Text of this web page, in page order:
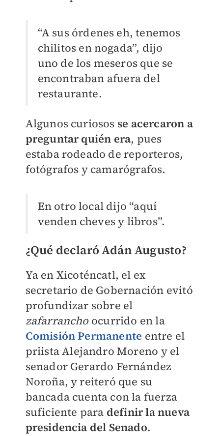
“A sus órdenes eh, tenemos
chilitos en nogada”, dijo
uno de los meseros que se
encontraban afuera del
restaurante.
Algunos curiosos se acercaron a
preguntar quién era, pues
estaba rodeado de reporteros,
fotógrafos y camarógrafos.
En otro local dijo “aquí
venden cheves y libros”.
¿Qué declaró Adán Augusto?
Ya en Xicoténcatl, el ex
secretario de Gobernación evitó
profundizar sobre el
zafarrancho ocurrido en la
Comisión Permanente entre el
priista Alejandro Moreno y el
senador Gerardo Fernández
Noroña, y reiteró que su
bancada cuenta con la fuerza
suficiente para definir la nueva
presidencia del Senado.